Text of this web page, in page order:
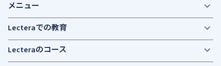
メニュー
Lecteraでの教育
Lecteraのコース